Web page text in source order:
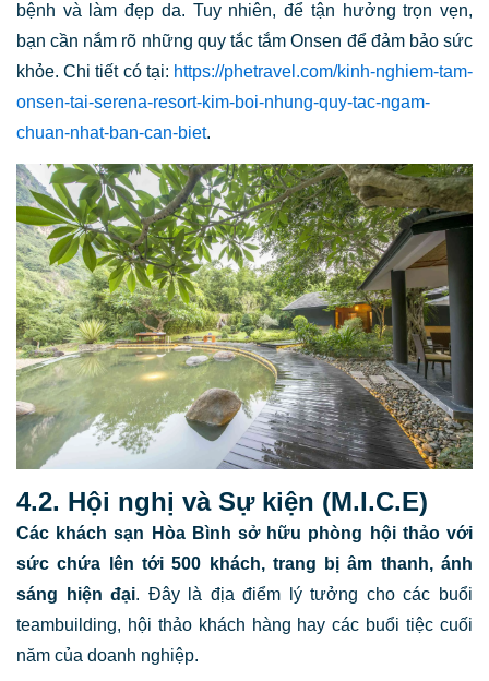
bệnh và làm đẹp da. Tuy nhiên, để tận hưởng trọn vẹn,
bạn cần nắm rõ những quy tắc tắm Onsen để đảm bảo sức
khỏe. Chi tiết có tại: https://phetravel.com/kinh-nghiem-tam-
onsen-tai-serena-resort-kim-boi-nhung-quy-tac-ngam-
chuan-nhat-ban-can-biet.
4.2. Hội nghị và Sự kiện (M.I.C.E)
Các khách sạn Hòa Bình sở hữu phòng hội thảo với
sức chứa lên tới 500 khách, trang bị âm thanh, ánh
sáng hiện đại. Đây là địa điểm lý tưởng cho các buổi
teambuilding, hội thảo khách hàng hay các buổi tiệc cuối
năm của doanh nghiệp.